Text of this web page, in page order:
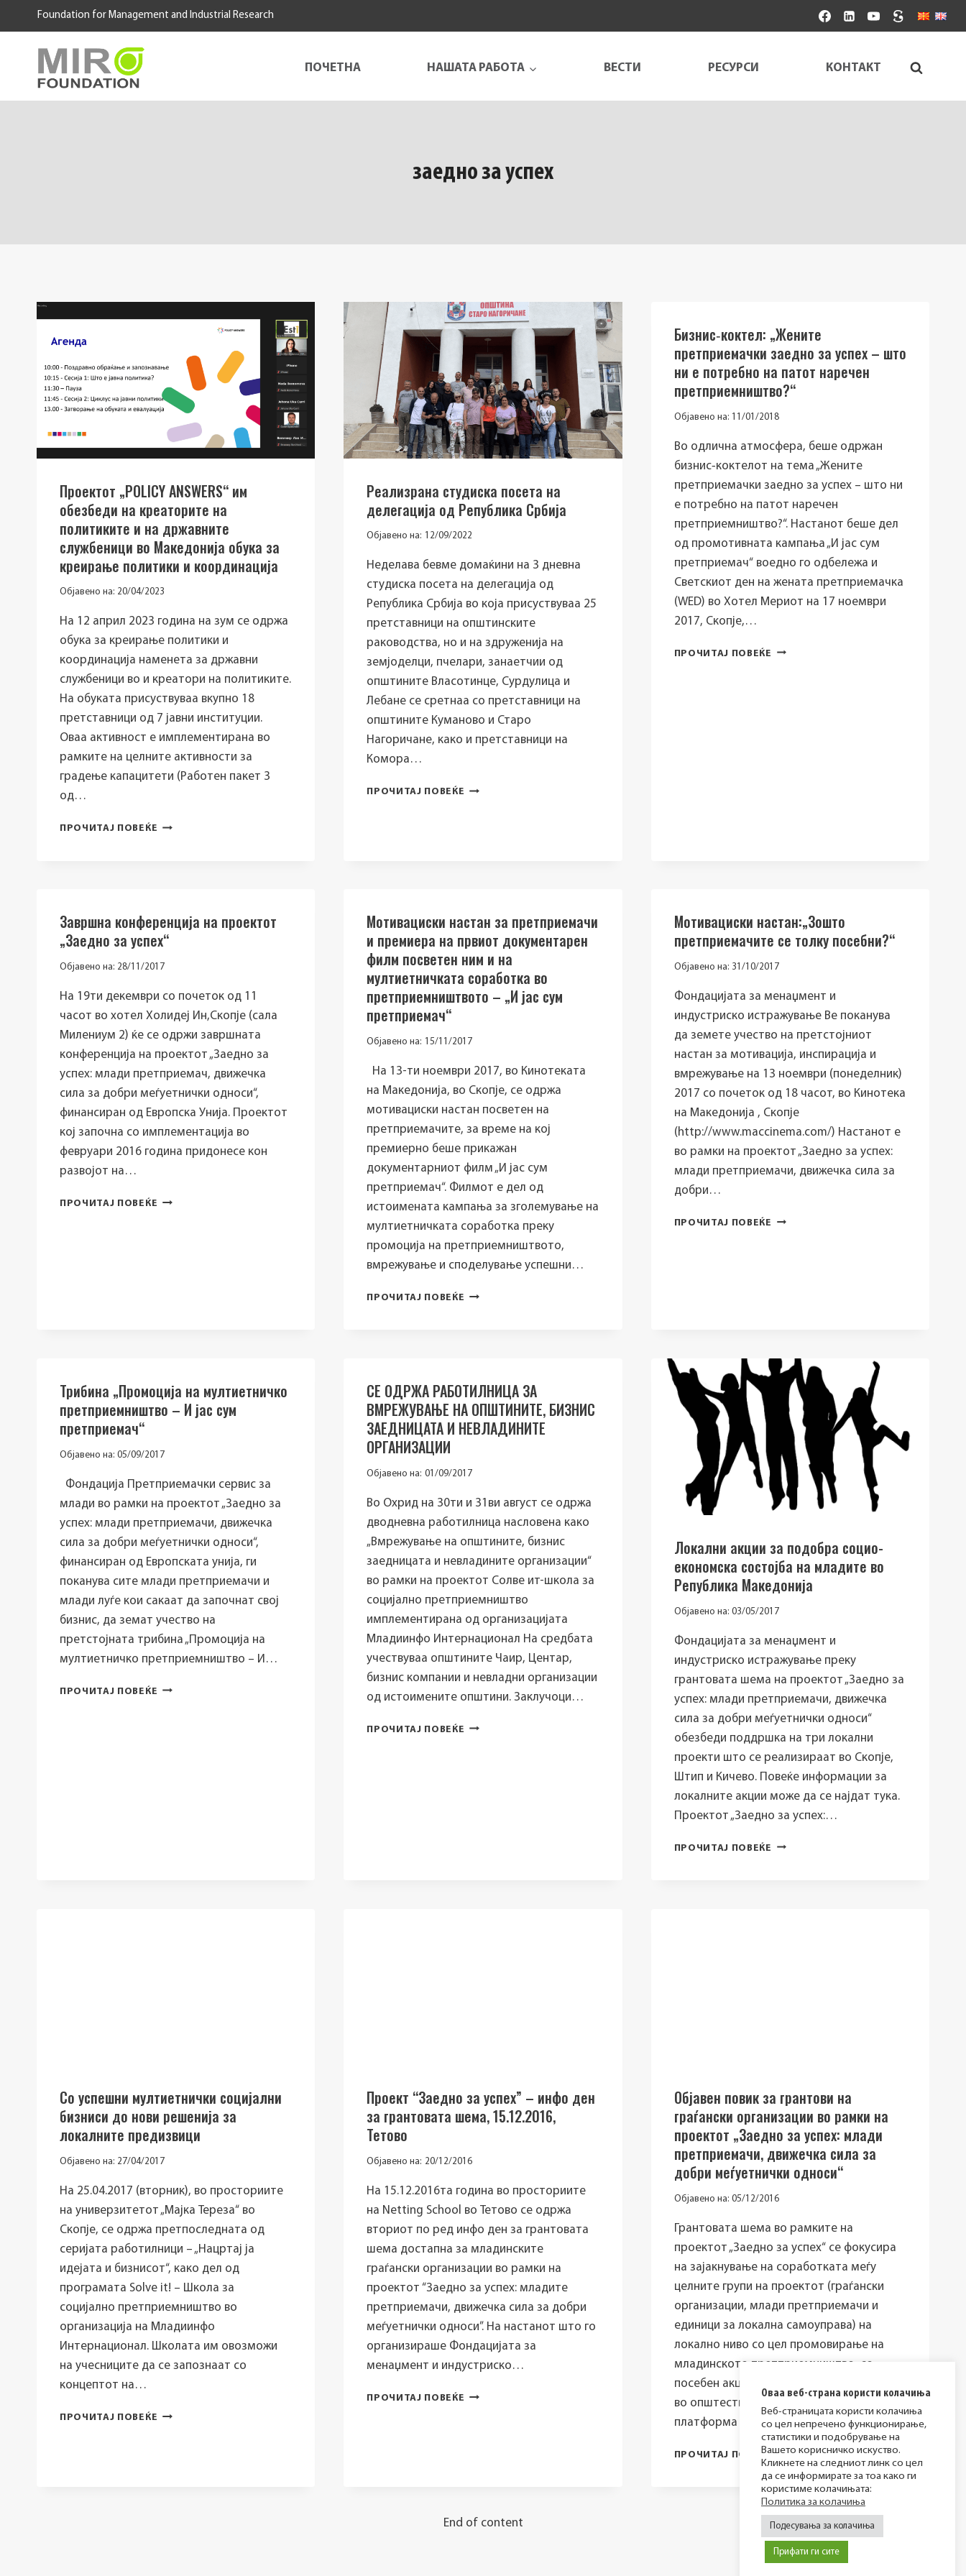
content
Foundation for Management and Industrial Research
ПОЧЕТНА НАШАТА РАБОТА ВЕСТИ РЕСУРСИ КОНТАКТ
заедно за успех
Проектот „POLICY ANSWERS“ им
обезбеди на креаторите на
политиките и на државните
службеници во Македонија обука за
креирање политики и координација
Објавено на: 20/04/2023
На 12 април 2023 година на зум се одржа
обука за креирање политики и
координација наменета за државни
службеници во и креатори на политиките.
На обуката присуствуваа вкупно 18
претставници од 7 јавни институции.
Оваа активност е имплементирана во
рамките на целните активности за
градење капацитети (Работен пакет 3
од…
ПРОЧИТАЈ ПОВЕЌЕ ПРОЕКТОТ
КРЕАТОРИТЕ
НА
ПОЛИТИКИТЕ
И
ВО
МАКЕДОНИЈА
ОБУКА
КРЕИРАЊЕ
ПОЛИТИКИ
И
КООРДИНАЦИЈА
Реализрана студиска посета на
делегација од Република Србија
Објавено на: 12/09/2022
Неделава бевме домаќини на 3 дневна
студиска посета на делегација од
Република Србија во која присуствуваа 25
претставници на општинските
раководства, но и на здруженија на
земјоделци, пчелари, занаетчии од
општините Власотинце, Сурдулица и
Лебане се сретнаа со претставници на
општините Куманово и Старо
Нагоричане, како и претставници на
Комора…
ПРОЧИТАЈ ПОВЕЌЕ РЕАЛИЗРАНА
Бизнис‐коктел: „Жените
претприемачки заедно за успех – што
ни е потребно на патот наречен
претприемништво?“
Објавено на: 11/01/2018
Во одлична атмосфера, беше одржан
бизнис‐коктелот на тема „Жените
претприемачки заедно за успех – што ни
е потребно на патот наречен
претприемништво?“. Настанот беше дел
од промотивната кампања „И јас сум
претприемач“ воедно го одбележа и
Светскиот ден на жената претприемачка
(WED) во Хотел Мериот на 17 ноември
2017, Скопје,…
ПРОЧИТАЈ ПОВЕЌЕ БИЗНИС‐
Завршна конференција на проектот
„Заедно за успех“
Објавено на: 28/11/2017
На 19ти декември со почеток од 11
часот во хотел Холидеј Ин,Скопје (сала
Милениум 2) ќе се одржи завршната
конференција на проектот „Заедно за
успех: млади претприемач, движечка
сила за добри меѓуетнички односи“,
финансиран од Европска Унија. Проектот
кој започна со имплементација во
февруари 2016 година придонесе кон
развојот на…
ПРОЧИТАЈ ПОВЕЌЕ ЗАВРШНА
Мотивациски настан за претприемачи
и премиера на првиот документарен
филм посветен ним и на
мултиетничката соработка во
претприемништвото – „И јас сум
претприемач“
Објавено на: 15/11/2017
На 13-ти ноември 2017, во Кинотеката
на Македонија, во Скопје, се одржа
мотивациски настан посветен на
претприемачите, за време на кој
премиерно беше прикажан
документарниот филм „И јас сум
претприемач“. Филмот е дел од
истоимената кампања за зголемување на
мултиетничката соработка преку
промоција на претприемништвото,
вмрежување и споделување успешни…
ПРОЧИТАЈ ПОВЕЌЕ МОТИВАЦИСКИ
НА
ПРВИОТ
ДОКУМЕНТАРЕН
ФИЛМ
И
МУЛТИЕТНИЧКАТА
СОРАБОТКА
ПРЕТПРИЕМНИШТВОТО
–
„И
ЈАС
ПРЕТПРИЕМАЧ“
Mотивациски настан:„Зошто
претприемачите се толку посебни?“
Објавено на: 31/10/2017
Фондацијата за менаџмент и
индустриско истражување Ве поканува
да земете учество на претстојниот
настан за мотивација, инспирација и
вмрежување на 13 ноември (понеделник)
2017 со почеток од 18 часот, во Кинотека
на Македонија , Скопје
(http://www.maccinema.com/) Настанот е
во рамки на проектот „Заедно за успех:
млади претприемачи, движечка сила за
добри…
ПРОЧИТАЈ ПОВЕЌЕ MОТИВАЦИСКИ
Трибина „Промоција на мултиетничко
претприемништво – И јас сум
претприемач“
Објавено на: 05/09/2017
Фондација Претприемачки сервис за
млади во рамки на проектот „Заедно за
успех: млади претприемачи, движечка
сила за добри меѓуетнички односи“,
финансиран од Европската унија, ги
поканува сите млади претприемачи и
млади луѓе кои сакаат да започнат свој
бизнис, да земат учество на
претстојната трибина „Промоција на
мултиетничко претприемништво – И…
ПРОЧИТАЈ ПОВЕЌЕ ТРИБИНА
СЕ ОДРЖА РАБОТИЛНИЦА ЗА
ВМРЕЖУВАЊЕ НА ОПШТИНИТЕ, БИЗНИС
ЗАЕДНИЦАТА И НЕВЛАДИНИТЕ
ОРГАНИЗАЦИИ
Објавено на: 01/09/2017
Во Охрид на 30ти и 31ви август се одржа
дводневна работилница насловена како
„Вмрежување на општините, бизнис
заедницата и невладините организации“
во рамки на проектот Солве ит-школа за
социјално претприемништво
имплементирана од организацијата
Младиинфо Интернационал На средбата
учествуваа општините Чаир, Центар,
бизнис компании и невладни организации
од истоимените општини. Заклучоци…
ПРОЧИТАЈ ПОВЕЌЕ СЕ
Локални акции за подобра социо-
економска состојба на младите во
Република Македонија
Објавено на: 03/05/2017
Фондацијата за менаџмент и
индустриско истражување преку
грантовата шема на проектот „Заедно за
успех: млади претприемачи, движечка
сила за добри меѓуетнички односи“
обезбеди поддршка на три локални
проекти што се реализираат во Скопје,
Штип и Кичево. Повеќе информации за
локалните акции може да се најдат тука.
Проектот „Заедно за успех:…
ПРОЧИТАЈ ПОВЕЌЕ ЛОКАЛНИ
Со успешни мултиетнички социјални
бизниси до нови решенија за
локалните предизвици
Објавено на: 27/04/2017
На 25.04.2017 (вторник), во просториите
на универзитетот „Мајка Тереза“ во
Скопје, се одржа претпоследната од
серијата работилници – „Нацртај ја
идејата и бизнисот“, како дел од
програмата Solve it! – Школа за
социјално претприемништво во
организација на Младиинфо
Интернационал. Школата им овозможи
на учесниците да се запознаат со
концептот на…
ПРОЧИТАЈ ПОВЕЌЕ СО
Проект “Заедно за успех” – инфо ден
за грантовата шема, 15.12.2016,
Тетово
Објавено на: 20/12/2016
На 15.12.2016та година во просториите
на Netting School во Тетово се одржа
вториот по ред инфо ден за грантовата
шема достапна за младинските
граѓански организации во рамки на
проектот “Заедно за успех: младите
претприемачи, движечка сила за добри
меѓуетнички односи”. На настанот што го
организираше Фондацијата за
менаџмент и индустриско…
ПРОЧИТАЈ ПОВЕЌЕ ПРОЕКТ
ГРАНТОВАТА
Објавен повик за грантови на
граѓански организации во рамки на
проектот „Заедно за успех: млади
претприемачи, движечка сила за
добри меѓуетнички односи“
Објавено на: 05/12/2016
Грантовата шема во рамките на
проектот „Заедно за успех“ се фокусира
на зајакнување на соработката меѓу
целните групи на проектот (граѓански
организации, млади претприемачи и
единици за локална самоуправа) на
локално ниво со цел промовирање на
младинското претприемништво, со
посебен акцент на немнозинските групи
во општеството, како заедничка
платформа за…
ПРОЧИТАЈ ПОВЕЌЕОБЈАВЕН
ПОВИК
ЗА
ГРАНТОВИ
ГРАЃАНСКИ
ОРГАНИЗАЦИИ
ВО
End of content
Оваа веб-страна користи колачиња
Веб-страницата користи колачиња
со цел непречено функционирање,
статистики и подобрување на
Вашето корисничко искуство.
Кликнете на следниот линк со цел
да се информирате за тоа како ги
користиме колачињата:
Политика за колачиња
Подесувања за колачиња
Прифати ги сите